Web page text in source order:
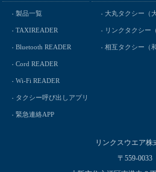
製品一覧
TAXIREADER
Bluetooth READER
Cord READER
Wi-Fi READER
タクシー呼び出しアプリ
緊急連絡APP
大丸タクシー（大
リンクタクシー
相互タクシー（
リンクスウエア株
〒559-0033